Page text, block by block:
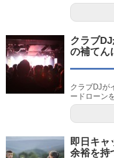
クラブ
の補てん
クラブDJが
ードローン
即日キャ
余裕を持